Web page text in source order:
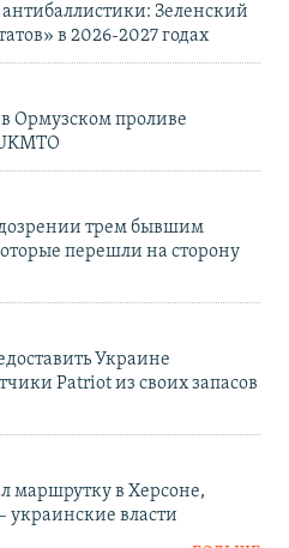
Зеленский
в 2026-2027 годах
Ормузском проливе
трем бывшим
перешли на сторону
Украине
Patriot из своих запасов
маршрутку в Херсоне,
украинские власти